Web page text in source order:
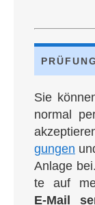
Sie
nor­mal
gun­gen
Anla­ge
te auf
E‑Mail